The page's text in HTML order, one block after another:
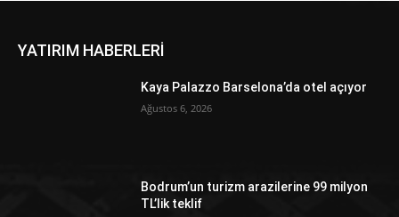
YATIRIM HABERLERİ
Kaya Palazzo Barselona’da otel açıyor
Ağustos 6, 2026
Bodrum’un turizm arazilerine 99 milyon
TL’lik teklif